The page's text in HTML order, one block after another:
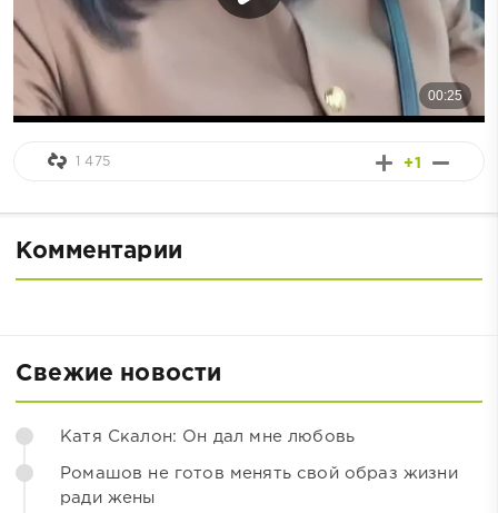
+1
1 475
Комментарии
Свежие новости
Катя Скалон: Он дал мне любовь
Ромашов не готов менять свой образ жизни
ради жены